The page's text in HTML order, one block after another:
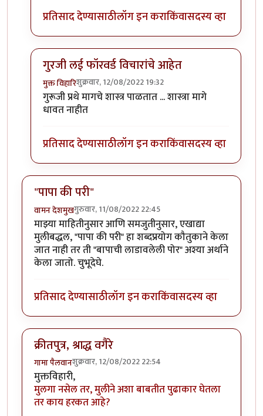
प्रतिसाद देण्यासाठीलॉग इन कराकिंवासदस्य व्हा
गुरजी लई फॉरवर्ड विचारांचे आहेत
मुक्त विहारिशुक्रवार, 12/08/2022 19:32
In reply toअग्नीbyकपिलमुनी
गुरूजी प्रथे मागचे शास्त्र पाळतात ... शास्त्रा मागे
धावत नाहीत
प्रतिसाद देण्यासाठीलॉग इन कराकिंवासदस्य व्हा
"पापा की परी"
वामन देशमुखगुरुवार, 11/08/2022 22:45
माझ्या माहितीनुसार आणि समजुतीनुसार, एखाद्या
मुलीबद्धल, "पापा की परी" हा शब्दप्रयोग कौतुकाने केला
जात नाही तर ती "बापाची लाडावलेली पोर" अश्या अर्थाने
केला जातो. चुभूदेघे.
प्रतिसाद देण्यासाठीलॉग इन कराकिंवासदस्य व्हा
क्रीतपुत्र, श्राद्ध वगैरे
गामा पैलवानशुक्रवार, 12/08/2022 22:54
मुक्तविहारी,
मुलगा नसेल तर, मुलीने अशा बाबतीत पुढाकार घेतला
तर काय हरकत आहे?